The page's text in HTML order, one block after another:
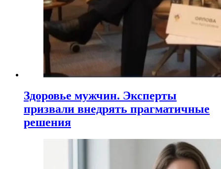
Здоровье мужчин. Эксперты
призвали внедрять прагматичные
решения